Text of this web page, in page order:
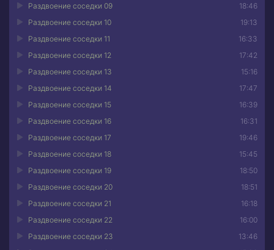
18:46
Раздвоение соседки 09
19:13
Раздвоение соседки 10
16:33
Раздвоение соседки 11
17:42
Раздвоение соседки 12
15:16
Раздвоение соседки 13
17:47
Раздвоение соседки 14
16:39
Раздвоение соседки 15
16:31
Раздвоение соседки 16
19:46
Раздвоение соседки 17
15:45
Раздвоение соседки 18
18:50
Раздвоение соседки 19
18:51
Раздвоение соседки 20
16:18
Раздвоение соседки 21
16:00
Раздвоение соседки 22
13:46
Раздвоение соседки 23